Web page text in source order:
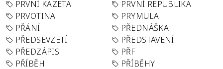
PRVNÍ KAZETA
PRVNÍ REPUBLIKA
PRVOTINA
PRYMULA
PŘÁNÍ
PŘEDNÁŠKA
PŘEDSEVZETÍ
PŘEDSTAVENÍ
PŘEDZÁPIS
PŘF
PŘÍBĚH
PŘÍBĚHY